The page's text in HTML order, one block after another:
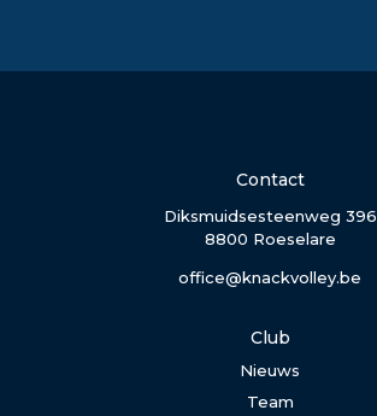
Contact
Diksmuidsesteenweg 396
8800 Roeselare
office@knackvolley.be
Club
Nieuws
Team